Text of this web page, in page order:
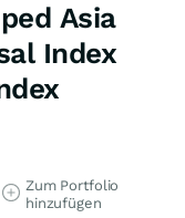
Asia
Index
Zum Portfolio
hinzufügen